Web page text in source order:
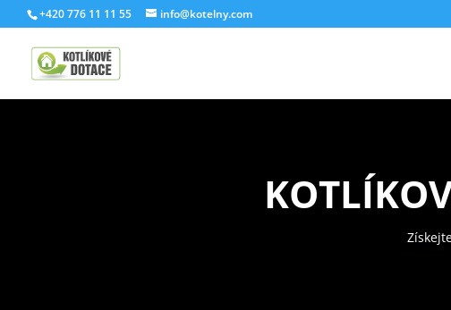
+420 776 11 11 55 info@kotelny.com